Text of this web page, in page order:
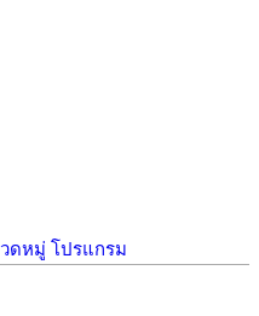
ดหมู่ โปรแกรม